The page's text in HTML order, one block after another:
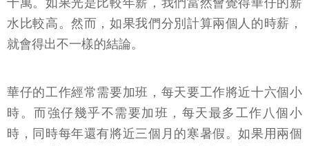
水比較高。然而，如果我們分別計算兩個人的時薪，
就會得出不一樣的結論。
華仔的工作經常需要加班，每天要工作將近十六個小
時。而強仔幾乎不需要加班，每天最多工作八個小
時，同時每年還有將近三個月的寒暑假。如果用兩個